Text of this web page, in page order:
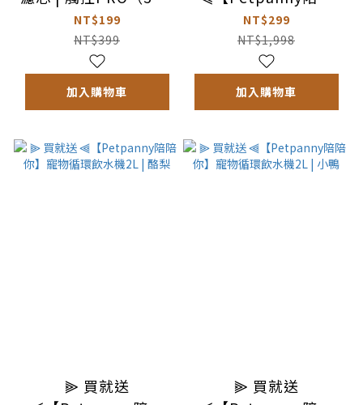
包）
NT$199
NT$399
加入購物車
你】寵物循環飲水機
2L | 小蜜蜂
NT$299
NT$1,998
加入購物車
⫸ 買就送
⫸ 買就送